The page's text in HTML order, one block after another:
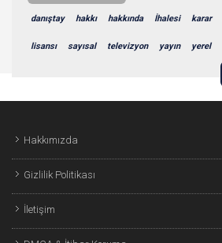
danıştay hakkı hakkında İhalesi karar
lisansı sayısal televizyon yayın yerel
Hakkımızda
Gizlilik Politikası
İletişim